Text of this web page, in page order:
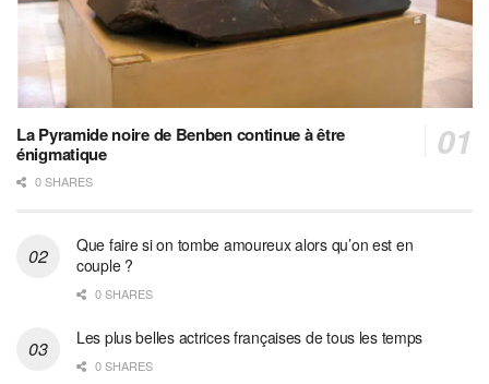
La Pyramide noire de Benben continue à être
énigmatique
0 SHARES
Que faire si on tombe amoureux alors qu’on est en
couple ?
0 SHARES
Les plus belles actrices françaises de tous les temps
0 SHARES